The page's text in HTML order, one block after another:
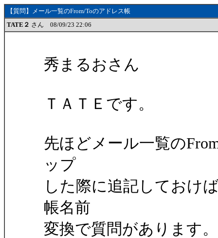
【質問】メール一覧のFrom/Toのアドレス帳
TATE２ さん 08/09/23 22:06
秀まるおさん
ＴＡＴＥです。
先ほどメール一覧の
ップ
した際に追記しておけ
帳名前
変換で質問があります。